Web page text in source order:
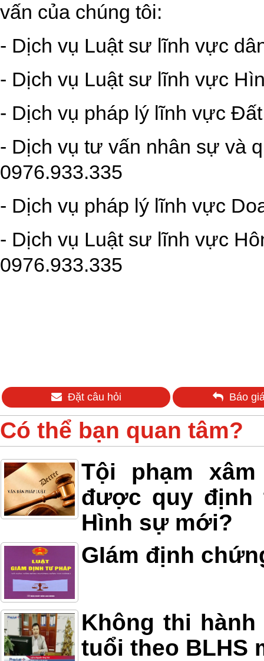
vấn của chúng tôi:
- Dịch vụ Luật sư lĩnh vực
- Dịch vụ Luật sư lĩnh vực
- Dịch vụ pháp lý lĩnh vực
- Dịch vụ tư vấn nhân sự và
0976.933.335
- Dịch vụ pháp lý lĩnh vực
- Dịch vụ Luật sư lĩnh vực
0976.933.335
Đặt câu hỏi Báo
Có thể bạn quan tâm?
Tội phạm
được quy định
Hình sự mới?
GIám định
Không thi
tuổi theo BLHS